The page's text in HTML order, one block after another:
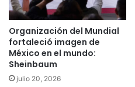
Organización del Mundial
fortaleció imagen de
México en el mundo:
Sheinbaum
julio 20, 2026